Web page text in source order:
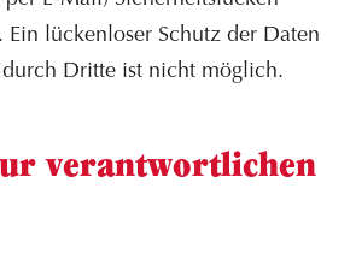
Ein lückenloser Schutz der Daten
Dritte ist nicht möglich.
verantwortlichen